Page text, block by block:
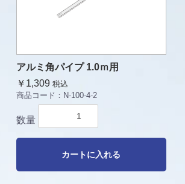
アルミ角パイプ 1.0ｍ用
￥1,309 税込
商品コード： N-100-4-2
数量
カートに入れる